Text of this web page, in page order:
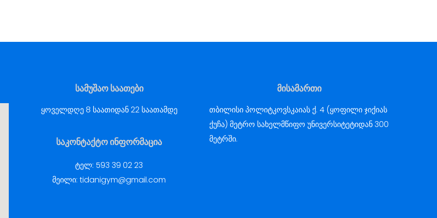
სამუშაო საათები
ყოველდღე 8 საათიდან 22 საათამდე
საკონტაქტო ინფორმაცია
ტელ: 593 39 02 23
მეილი:tidanigym@gmail.com
მისამართი
თბილისი პოლიტკოვსკაიას ქ. 4 (ყოფილი ჯიქიას
ქუჩა) მეტრო სახელმწიფო უნივერსიტეტიდან 300
მეტრში.